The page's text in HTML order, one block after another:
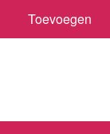
Toevoegen